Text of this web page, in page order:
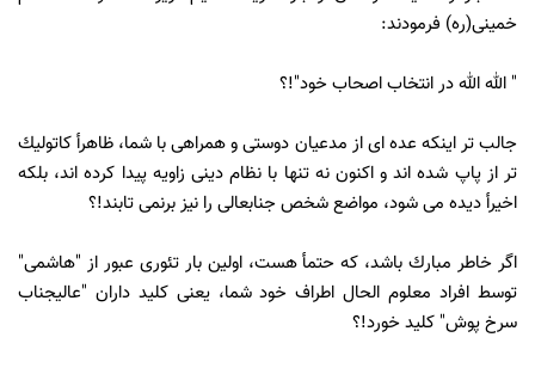
خمينى(ره) فرمودند:
" الله الله در انتخاب اصحاب خود"!؟
جالب تر اينكه عده اى از مدعيان دوستى و همراهى با شما، ظاهرأ كاتوليك
تر از پاپ شده اند و اكنون نه تنها با نظام دينى زاويه پيدا كرده اند، بلكه
اخيرأ ديده مى شود، مواضع شخص جنابعالى را نيز برنمى تابند!؟
اگر خاطر مبارك باشد، كه حتمأ هست، اولين بار تئورى عبور از "هاشمى"
توسط افراد معلوم الحال اطراف خود شما، يعنى كليد داران "عاليجناب
سرخ پوش" كليد خورد!؟